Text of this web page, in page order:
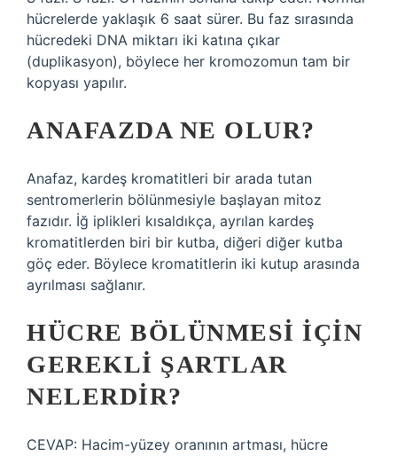
hücrelerde yaklaşık 6 saat sürer. Bu faz sırasında
hücredeki DNA miktarı iki katına çıkar
(duplikasyon), böylece her kromozomun tam bir
kopyası yapılır.
ANAFAZDA NE OLUR?
Anafaz, kardeş kromatitleri bir arada tutan
sentromerlerin bölünmesiyle başlayan mitoz
fazıdır. İğ iplikleri kısaldıkça, ayrılan kardeş
kromatitlerden biri bir kutba, diğeri diğer kutba
göç eder. Böylece kromatitlerin iki kutup arasında
ayrılması sağlanır.
HÜCRE BÖLÜNMESI IÇIN
GEREKLI ŞARTLAR
NELERDIR?
CEVAP: Hacim-yüzey oranının artması, hücre